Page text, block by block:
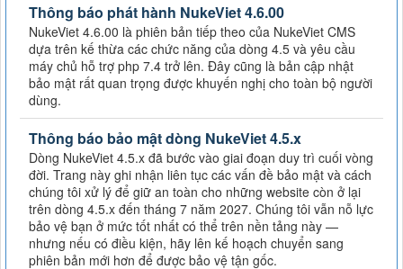
Thông báo phát hành NukeViet 4.6.00
NukeViet 4.6.00 là phiên bản tiếp theo của NukeViet CMS
dựa trên kế thừa các chức năng của dòng 4.5 và yêu cầu
máy chủ hỗ trợ php 7.4 trở lên. Đây cũng là bản cập nhật
bảo mật rất quan trọng được khuyến nghị cho toàn bộ người
dùng.
Thông báo bảo mật dòng NukeViet 4.5.x
Dòng NukeViet 4.5.x đã bước vào giai đoạn duy trì cuối vòng
đời. Trang này ghi nhận liên tục các vấn đề bảo mật và cách
chúng tôi xử lý để giữ an toàn cho những website còn ở lại
trên dòng 4.5.x đến tháng 7 năm 2027. Chúng tôi vẫn nỗ lực
bảo vệ bạn ở mức tốt nhất có thể trên nền tảng này —
nhưng nếu có điều kiện, hãy lên kế hoạch chuyển sang
phiên bản mới hơn để được bảo vệ tận gốc.